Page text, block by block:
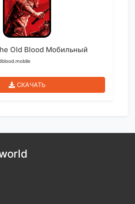
Old Blood Мобильный
СКАЧАТЬ